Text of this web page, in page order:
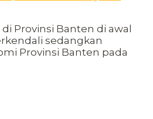
di Provinsi Banten di awal
sedangkan
Provinsi Banten pada